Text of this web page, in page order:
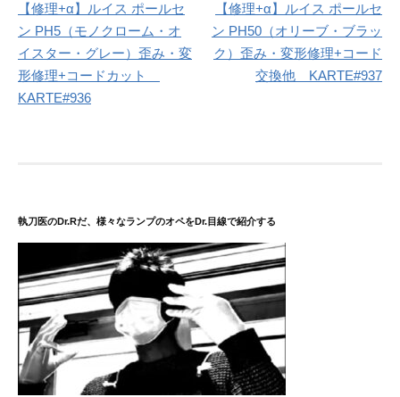
稿
ナ
ビ
ゲ
【修理+α】ルイス ポールセ
ン PH5（モノクローム・オ
イスター・グレー）歪み・変
形修理+コードカット
KARTE#936
【修理+α】ルイス ポールセ
ン PH50（オリーブ・ブラッ
ク）歪み・変形修理+コード
交換他 KARTE#937
執刀医のDr.Rだ、様々なランプのオペをDr.目線で紹介する